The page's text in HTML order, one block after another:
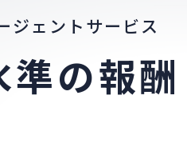
ジェントサービス
の報酬